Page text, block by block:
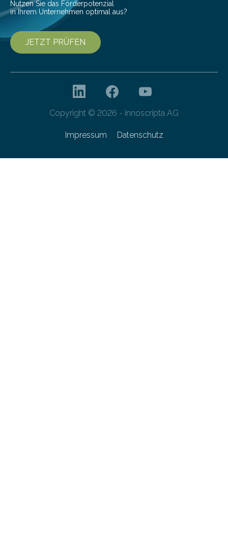
Nutzen Sie das Förderpotenzial
in Ihrem Unternehmen optimal aus?
JETZT PRÜFEN
Copyright © 2026 - innoscripta AG
Impressum Datenschutz